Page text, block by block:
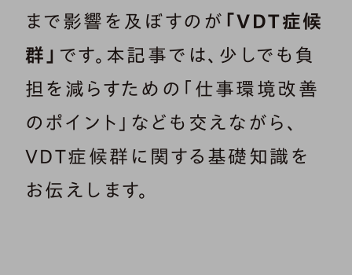
まで影響を及ぼすのが 「VDT症候
群」 です。本記事では、少しでも負
担を減らすための「仕事環境改善
のポイント」なども交えながら、
VDT症候群に関する基礎知識を
お伝えします。